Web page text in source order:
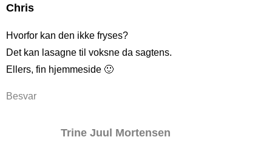
Chris
Hvorfor kan den ikke fryses?
Det kan lasagne til voksne da sagtens.
Ellers, fin hjemmeside 🙂
Besvar
Trine Juul Mortensen